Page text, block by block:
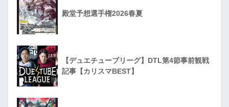
殿堂予想選手権2026春夏
【デュエチューブリーグ】DTL第4節事前観戦
記事【カリスマBEST】